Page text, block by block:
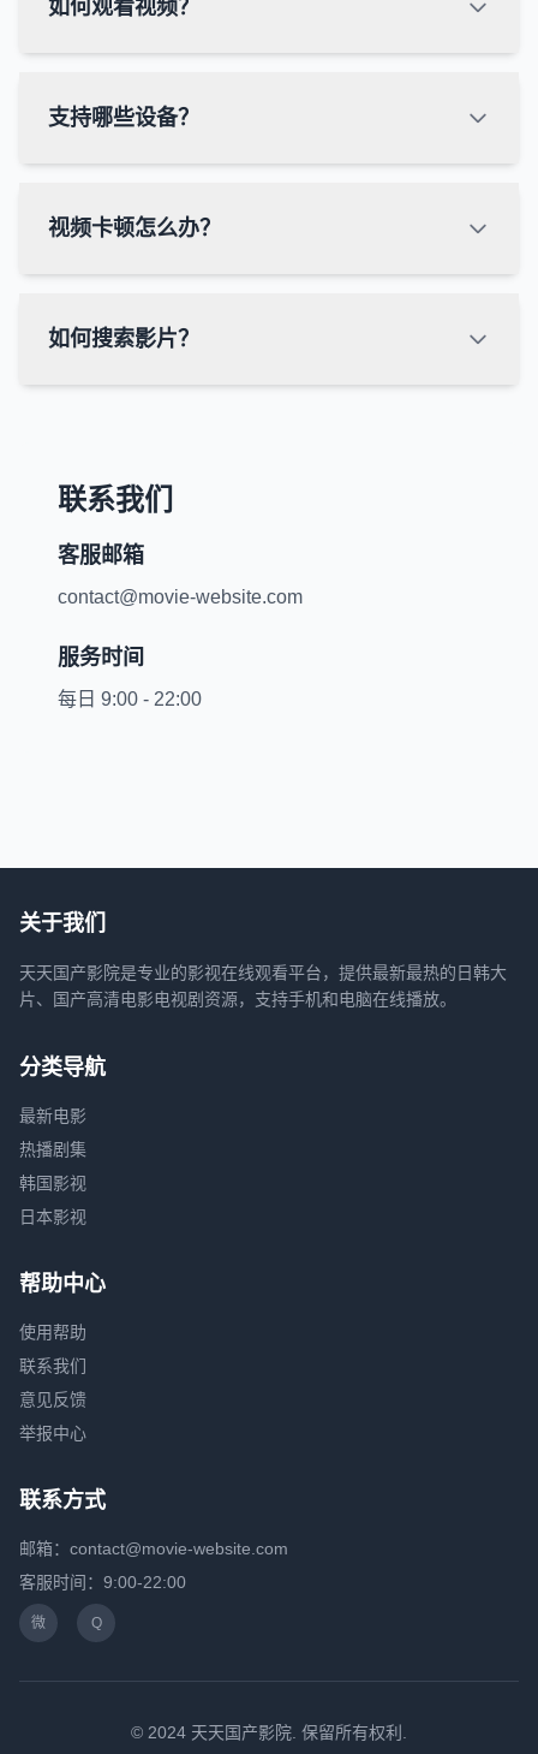
如何观看视频？
支持哪些设备？
视频卡顿怎么办？
如何搜索影片？
联系我们
客服邮箱
contact@movie-website.com
服务时间
每日 9:00 - 22:00
关于我们
天天国产影院是专业的影视在线观看平台，提供最新最热的日韩大
片、国产高清电影电视剧资源，支持手机和电脑在线播放。
分类导航
最新电影
热播剧集
韩国影视
日本影视
帮助中心
使用帮助
联系我们
意见反馈
举报中心
联系方式
邮箱：contact@movie-website.com
客服时间：9:00-22:00
微 Q
© 2024 天天国产影院. 保留所有权利.